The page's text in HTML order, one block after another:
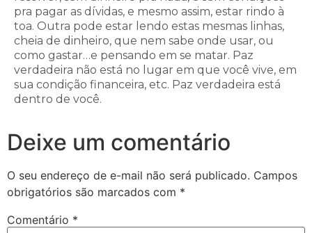
pra pagar as dívidas, e mesmo assim, estar rindo à
toa. Outra pode estar lendo estas mesmas linhas,
cheia de dinheiro, que nem sabe onde usar, ou
como gastar…e pensando em se matar. Paz
verdadeira não está no lugar em que você vive, em
sua condição financeira, etc. Paz verdadeira está
dentro de você.
Deixe um comentário
O seu endereço de e-mail não será publicado. Campos
obrigatórios são marcados com *
Comentário *